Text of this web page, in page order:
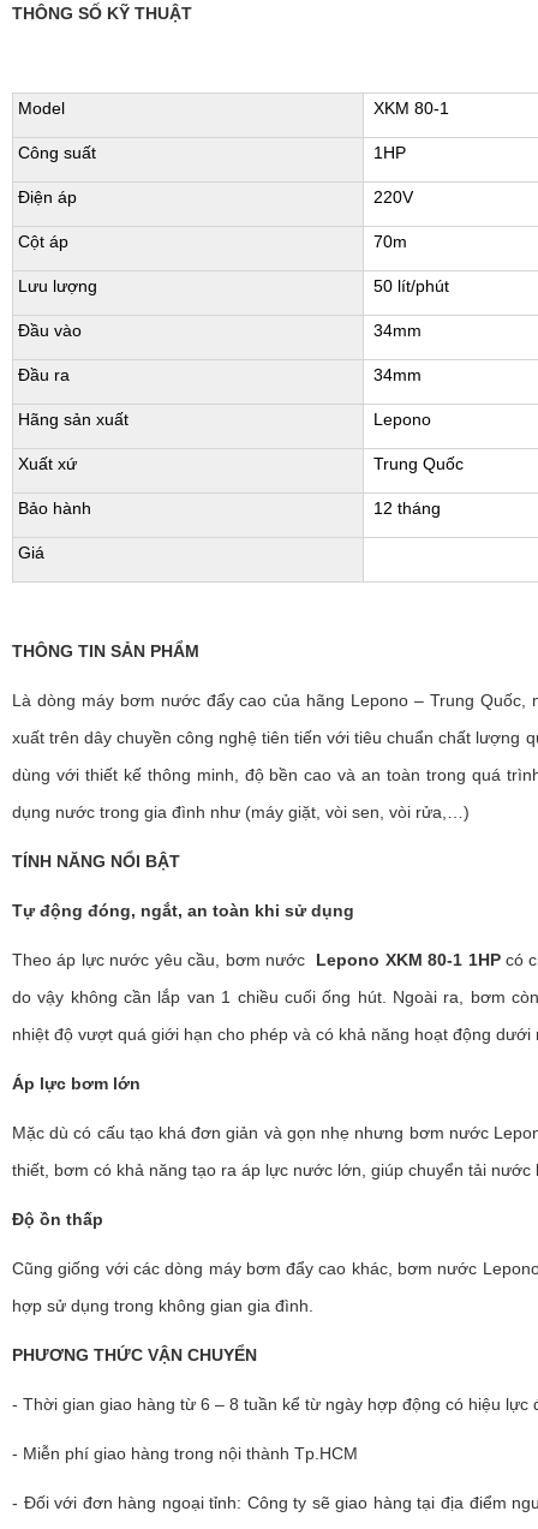
THÔNG SỐ KỸ THUẬT
Model XKM 80-1
Công suất 1HP
Điện áp 220V
Cột áp 70m
Lưu lượng 50 lít/phút
Đầu vào 34mm
Đầu ra 34mm
Hãng sản xuất Lepono
Xuất xứ Trung Quốc
Bảo hành 12 tháng
Giá
THÔNG TIN SẢN PHẨM
Là dòng máy bơm nước đẩy cao của hãng Lepono – Trung
xuất trên dây chuyền công nghệ tiên tiến với tiêu chuẩn chất lượng
dùng với thiết kế thông minh, độ bền cao và an toàn trong quá
dụng nước trong gia đình như (máy giặt, vòi sen, vòi rửa,…)
TÍNH NĂNG NỔI BẬT
Tự động đóng, ngắt, an toàn khi sử dụng
Theo áp lực nước yêu cầu, bơm nước Lepono XKM 80-1 1HPcó
do vậy không cần lắp van 1 chiều cuối ống hút. Ngoài ra, bơm
nhiệt độ vượt quá giới hạn cho phép và có khả năng hoạt động
Áp lực bơm lớn
Mặc dù có cấu tạo khá đơn giản và gọn nhẹ nhưng bơm nước
thiết, bơm có khả năng tạo ra áp lực nước lớn, giúp chuyển tải
Độ ồn thấp
Cũng giống với các dòng máy bơm đẩy cao khác, bơm nước
hợp sử dụng trong không gian gia đình.
PHƯƠNG THỨC VẬN CHUYỂN
- Thời gian giao hàng từ 6 – 8 tuần kể từ ngày hợp động có hiệu lực
- Miễn phí giao hàng trong nội thành Tp.HCM
- Đối với đơn hàng ngoại tỉnh: Công ty sẽ giao hàng tại địa điểm